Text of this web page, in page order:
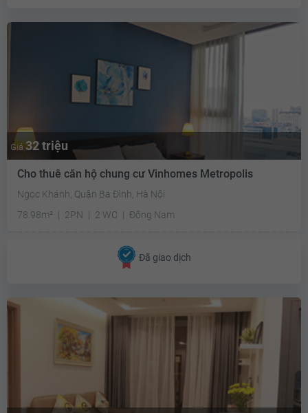
Giá 32 triệu
Cho thuê căn hộ chung cư Vinhomes Metropolis
Ngọc Khánh, Quận Ba Đình, Hà Nội
78.98m²
2PN 2 WC Đông Nam
Đã giao dịch